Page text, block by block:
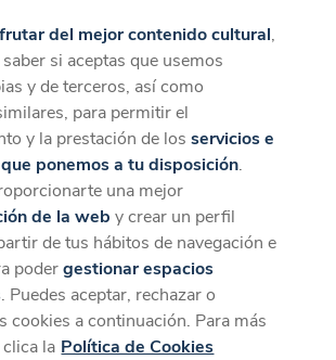
experiencia desde la App
Descargar
relacionado
Entrevista a
Alberto Maciel'
del mejor contenido cultural,
si aceptas que usemos
y de terceros, así como
para permitir el
y la prestación de losservicios e
ponemos a tu disposición.
una mejor
de la web y crear un perfil
de tus hábitos de navegación e
podergestionar espacios
. Puedes aceptar, rechazar o
cookies a continuación. Para más
la Política de Cookies